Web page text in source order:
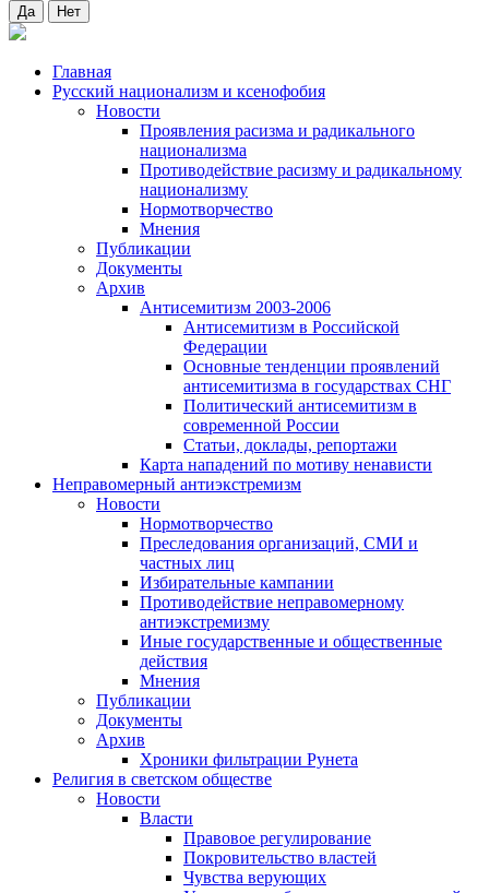
Да Нет
Главная
Русский национализм и ксенофобия
Новости
Проявления расизма и радикального
национализма
Противодействие расизму и радикальному
национализму
Нормотворчество
Мнения
Публикации
Документы
Архив
Антисемитизм 2003-2006
Антисемитизм в Российской
Федерации
Основные тенденции проявлений
антисемитизма в государствах СНГ
Политический антисемитизм в
современной России
Статьи, доклады, репортажи
Карта нападений по мотиву ненависти
Неправомерный антиэкстремизм
Новости
Нормотворчество
Преследования организаций, СМИ и
частных лиц
Избирательные кампании
Противодействие неправомерному
антиэкстремизму
Иные государственные и общественные
действия
Мнения
Публикации
Документы
Архив
Хроники фильтрации Рунета
Религия в светском обществе
Новости
Власти
Правовое регулирование
Покровительство властей
Чувства верующих